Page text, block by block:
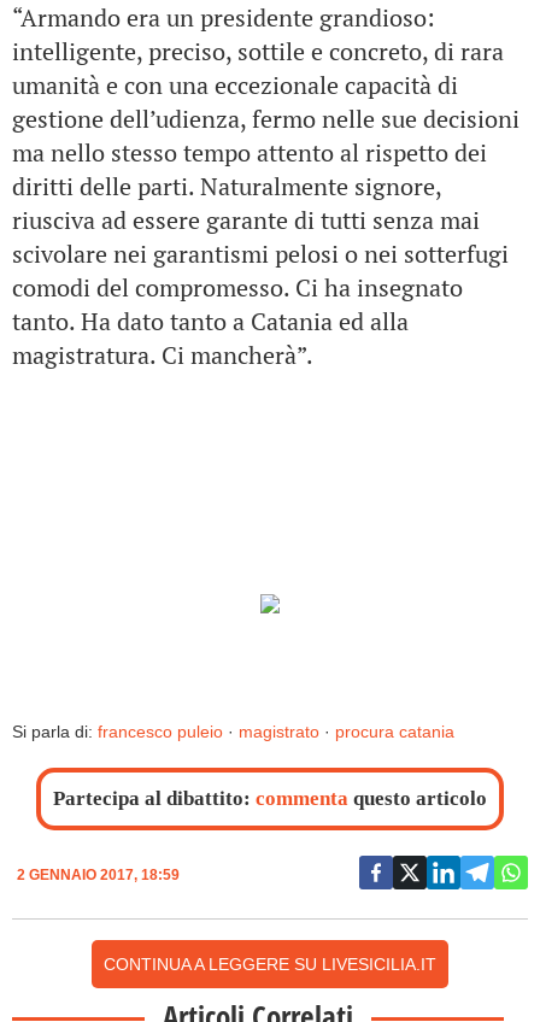
“Armando era un presidente grandioso:
intelligente, preciso, sottile e concreto, di rara
umanità e con una eccezionale capacità di
gestione dell’udienza, fermo nelle sue decisioni
ma nello stesso tempo attento al rispetto dei
diritti delle parti. Naturalmente signore,
riusciva ad essere garante di tutti senza mai
scivolare nei garantismi pelosi o nei sotterfugi
comodi del compromesso. Ci ha insegnato
tanto.Ha dato tanto a Catania ed alla
magistratura. Ci mancherà”.
Si parla di: francesco puleio · magistrato · procura catania
Partecipa al dibattito: commenta questo articolo
2 GENNAIO 2017, 18:59
CONTINUA A LEGGERE SU LIVESICILIA.IT